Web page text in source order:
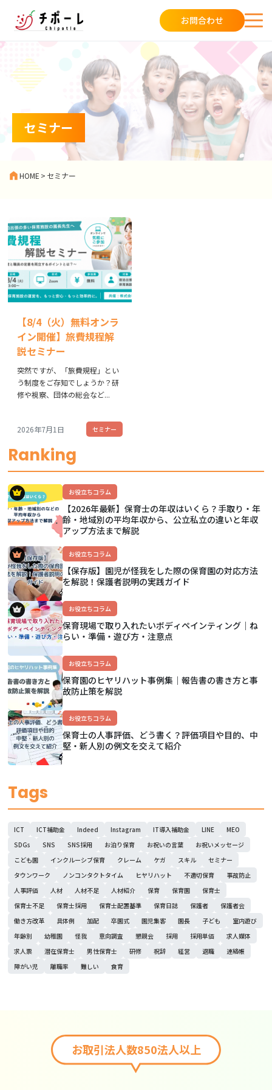
お問合わせ
セミナー
HOME > セミナー
【8/4（火）無料オンラ
イン開催】旅費規程解
説セミナー
突然ですが、「旅費規程」とい
う制度をご存知でしょうか？研
修や視察、団体の総会など...
2026年7月1日 セミナー
Ranking
お役立ちコラム
【2026年最新】保育士の年収はいくら？手取り・年
齢・地域別の平均年収から、公立私立の違いと年収
アップ方法まで解説
お役立ちコラム
【保存版】園児が怪我をした際の保育園の対応方法
を解説！保護者説明の実践ガイド
お役立ちコラム
保育現場で取り入れたいボディペインティング｜ね
らい・準備・遊び方・注意点
お役立ちコラム
保育園のヒヤリハット事例集｜報告書の書き方と事
故防止策を解説
お役立ちコラム
保育士の人事評価、どう書く？評価項目や目的、中
堅・新人別の例文を交えて紹介
Tags
ICT ICT補助金 Indeed Instagram IT導入補助金 LINE
MEO
SDGs
SNS SNS採用 お泊り保育 お祝いの言葉
お祝いメッセージ
こども園
インクルーシブ保育 クレーム ケガ スキル
セミナー
タウンワーク
ノンコンタクトタイム ヒヤリハット 不適切保育
事故防止
人事評価
人材 人材不足 人材紹介 保育 保育園
保育士
保育士不足
保育士採用 保育士配置基準 保育日誌 保護者
保護者会
働き方改革
具体例 加配 卒園式 園児集客 園長 子ども
室内遊び
年齢別
幼稚園 怪我 意向調査 懇親会 採用 採用単価
求人媒体
求人票
潜在保育士 男性保育士 研修 祝辞 経営 退職
連絡帳
障がい児
離職率 難しい 食育
お取引法人数850法人以上